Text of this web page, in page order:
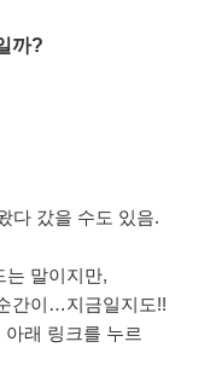
까?
다 갔을 수도 있음.
는 말이지만,
간이…지금일지도!!
래 링크를 누르